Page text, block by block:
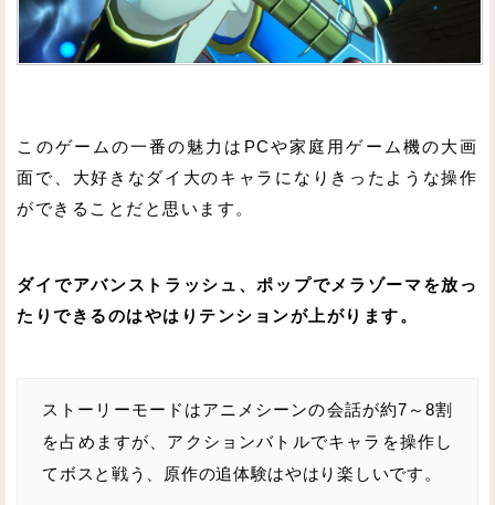
このゲームの一番の魅力はPCや家庭用ゲーム機の大画
面で、大好きなダイ大のキャラになりきったような操作
ができることだと思います。
ダイでアバンストラッシュ、ポップでメラゾーマを放っ
たりできるのはやはりテンションが上がります。
ストーリーモードはアニメシーンの会話が約7～8割
を占めますが、アクションバトルでキャラを操作し
てボスと戦う、原作の追体験はやはり楽しいです。